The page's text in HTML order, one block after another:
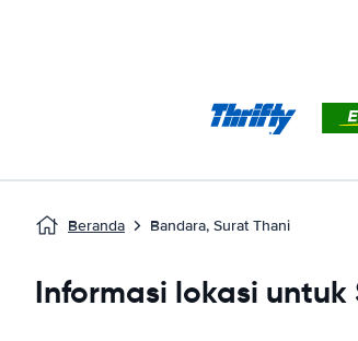
Beranda Bandara, Surat Thani
Informasi lokasi